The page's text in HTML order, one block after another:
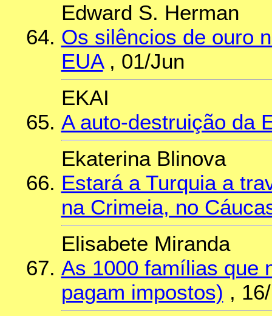
Edward S. Herman
Os silêncios de ouro
EUA, 01/Jun
EKAI
A auto-destruição da
Ekaterina Blinova
Estará a Turquia a
na Crimeia, no
Elisabete Miranda
As 1000 famílias que
pagam impostos) ,